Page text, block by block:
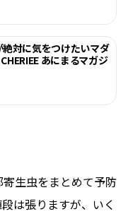
絶対に気をつけたいマダ
あにまるマガジ
生虫をまとめて予防
は張りますが、いく